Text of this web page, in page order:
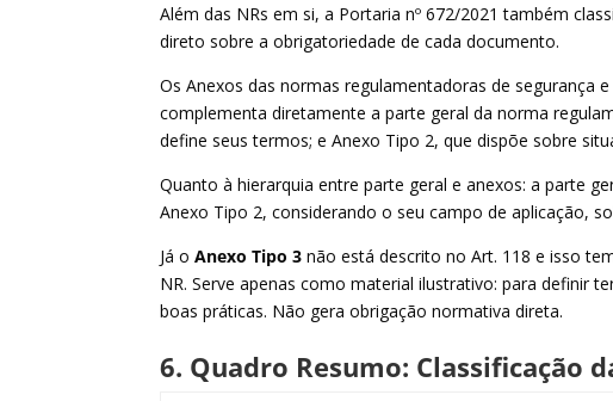
Além das NRs em si, a Portaria nº 672/2021 também
direto sobre a obrigatoriedade de cada documento.
Os Anexos das normas regulamentadoras de segurança
complementa diretamente a parte geral da norma
define seus termos; e Anexo Tipo 2, que dispõe sobre
Quanto à hierarquia entre parte geral e anexos: a parte
Anexo Tipo 2, considerando o seu campo de aplicação,
Já oAnexo Tipo 3 não está descrito no Art. 118 e isso
NR. Serve apenas como material ilustrativo: para definir
boas práticas. Não gera obrigação normativa direta.
6. Quadro Resumo: Classificação